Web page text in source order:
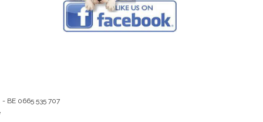
- BE 0665 535 707